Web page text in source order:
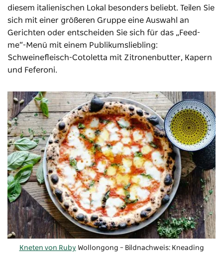
diesem italienischen Lokal besonders beliebt. Teilen Sie
sich mit einer größeren Gruppe eine Auswahl an
Gerichten oder entscheiden Sie sich für das „Feed-
me“-Menü mit einem Publikumsliebling:
Schweinefleisch-Cotoletta mit Zitronenbutter, Kapern
und Feferoni.
Kneten von Ruby Wollongong – Bildnachweis: Kneading